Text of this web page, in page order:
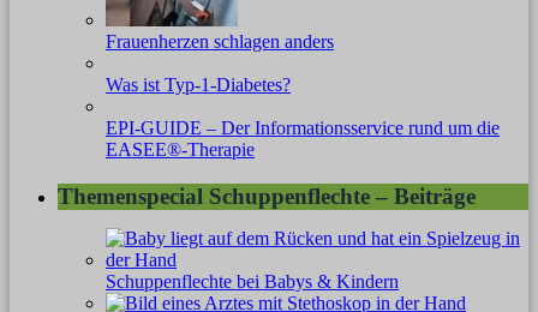
Frauenherzen schlagen anders
Was ist Typ-1-Diabetes?
EPI-GUIDE – Der Informationsservice rund um die
EASEE®-Therapie
Themenspecial Schuppenflechte – Beiträge
Schuppenflechte bei Babys & Kindern